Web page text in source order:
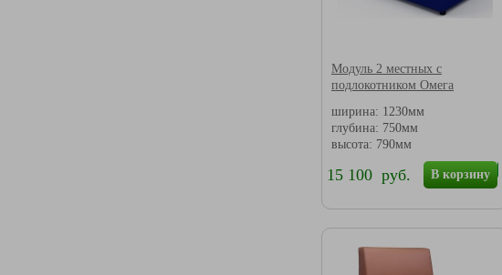
Модуль 2 местных с
подлокотником Омега
ширина: 1230мм
глубина: 750мм
высота: 790мм
В корзину
15 100 руб.